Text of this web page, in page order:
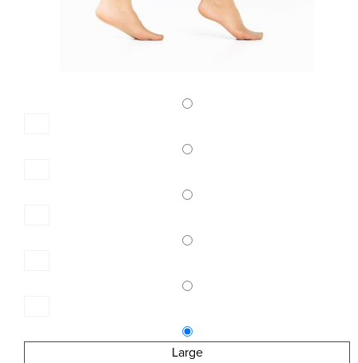
Large